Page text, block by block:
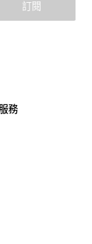
訂閱
務